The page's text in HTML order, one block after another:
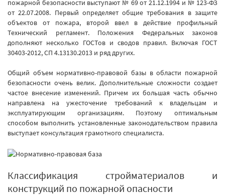
пожарной безопасности выступают № 69 от 21.12.1994 и № 123-ФЗ
от 22.07.2008. Первый определяет общие требования в защите
объектов от пожара, второй ввел в действие профильный
Технический регламент. Положения Федеральных законов
дополняют несколько ГОСТов и сводов правил. Включая ГОСТ
30403-2012, СП 4.13130.2013 и ряд других.
Общий объем нормативно-правовой базы в области пожарной
безопасности очень велик. Дополнительные сложности создает
частое внесение изменений. Причем их большая часть обычно
направлена на ужесточение требований к владельцам и
эксплуатирующим организациям. Поэтому оптимальным
способом выполнить установленные законодательством правила
выступает консультация грамотного специалиста.
Классификация стройматериалов и
конструкций по пожарной опасности